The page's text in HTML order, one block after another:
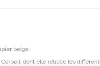
beige.
dont elle retrace les